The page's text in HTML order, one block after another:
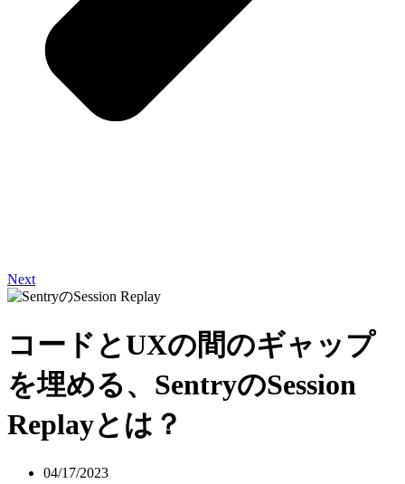
Next
コードとUXの間のギャップ
を埋める、SentryのSession
Replayとは？
04/17/2023